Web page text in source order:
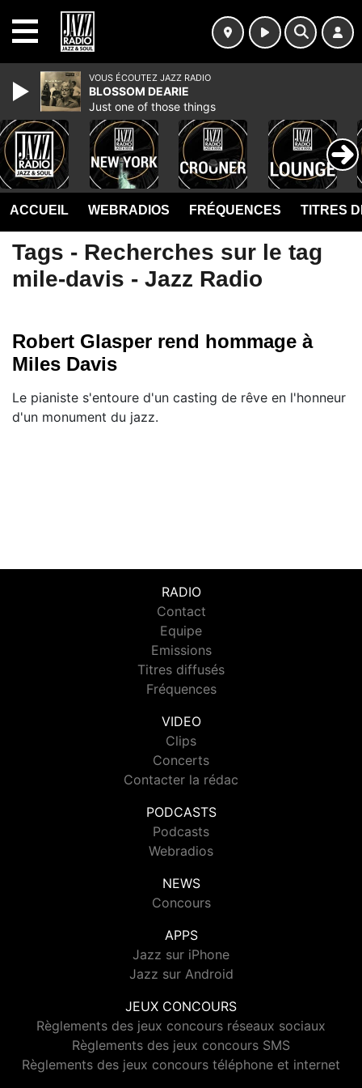
ACCUEIL WEBRADIOS FRÉQUENCES TITRES
Tags - Recherches sur le tag
mile-davis - Jazz Radio
Robert Glasper rend hommage à
Miles Davis
Le pianiste s'entoure d'un casting de rêve en l'honneur
d'un monument du jazz.
RADIO
Contact
Equipe
Emissions
Titres diffusés
Fréquences
VIDEO
Clips
Concerts
Contacter la rédac
PODCASTS
Podcasts
Webradios
NEWS
Concours
APPS
Jazz sur iPhone
Jazz sur Android
JEUX CONCOURS
Règlements des jeux concours réseaux sociaux
Règlements des jeux concours SMS
Règlements des jeux concours téléphone et internet
VOUS ÉCOUTEZ JAZZ RADIO
BLOSSOM DEARIE
Just one of those things